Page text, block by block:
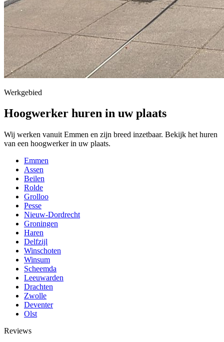
Werkgebied
Hoogwerker huren in uw plaats
Wij werken vanuit Emmen en zijn breed inzetbaar. Bekijk het huren
van een hoogwerker in uw plaats.
Emmen
Assen
Beilen
Rolde
Grolloo
Pesse
Nieuw-Dordrecht
Groningen
Haren
Delfzijl
Winschoten
Winsum
Scheemda
Leeuwarden
Drachten
Zwolle
Deventer
Olst
Reviews